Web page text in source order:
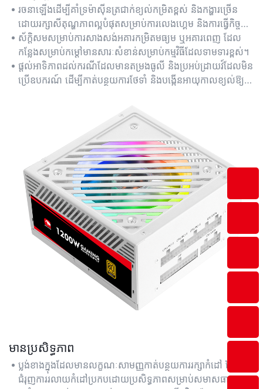
រចនាឡើងដើម្បីគាំទ្រម៉ាស៊ីនត្រជាក់ខ្យល់កម្រិតខ្ពស់ និងកង្ហារច្រើន
ដោយរក្សាសីតុណ្ហភាពល្អបំផុតសម្រាប់ការលេងហ្គេម និងការធ្វើកិច្ចការ
ច្រើនក្នុងពេលតែមួយប្រកបដោយនិរន្តរភាព។
ស័ក្តិសមសម្រាប់ការសាងសង់អគារកម្រិតមធ្យម ឬអគារពេញ ដែល
កន្លែងសម្រាប់កម្តៅមានសារៈសំខាន់សម្រាប់កម្មវិធីដែលទាមទារខ្ពស់។
ផ្តល់អាទិភាពដល់ករណីដែលមានតម្រងធូលី និងប្រអប់ដ្រាយវ៍ដែលមិន
ប្រើឧបករណ៍ ដើម្បីកាត់បន្ថយការថែទាំ និងបង្កើនអាយុកាលខ្យល់ឱ្យ
មានប្រសិទ្ធភាព
ប្លង់ខាងក្នុងដែលមានលក្ខណៈសាមញ្ញកាត់បន្ថយការរក្សាកំដៅ ដែល
ជំរុញការរលាយកំដៅប្រកបដោយប្រសិទ្ធភាពសម្រាប់សមាសធាតុ